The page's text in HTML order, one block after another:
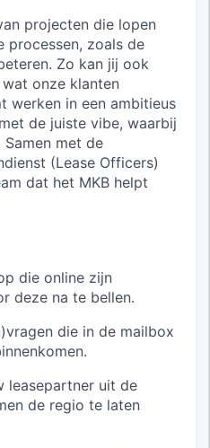
projecten die lopen
processen, zoals de
Zo kan jij ook
onze klanten
werken in een ambitieus
de juiste vibe, waarbij
met de
(Lease Officers)
dat het MKB helpt
die online zijn
deze na te bellen.
die in de mailbox
leasepartner uit de
de regio te laten